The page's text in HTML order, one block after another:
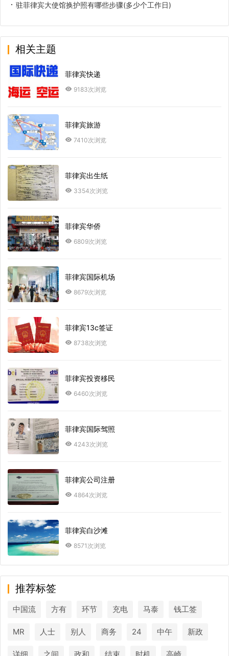
驻菲律宾大使馆换护照有哪些步骤(多少个工作日)
相关主题
菲律宾快递
9183次浏览
菲律宾旅游
7410次浏览
菲律宾出生纸
3354次浏览
菲律宾华侨
6809次浏览
菲律宾国际机场
8679次浏览
菲律宾13c签证
8738次浏览
菲律宾投资移民
6460次浏览
菲律宾国际驾照
4243次浏览
菲律宾公司注册
4864次浏览
菲律宾白沙滩
8571次浏览
推荐标签
中国流 方有 环节 充电 马泰 钱工签
MR 人士 别人 商务 24 中午 新政